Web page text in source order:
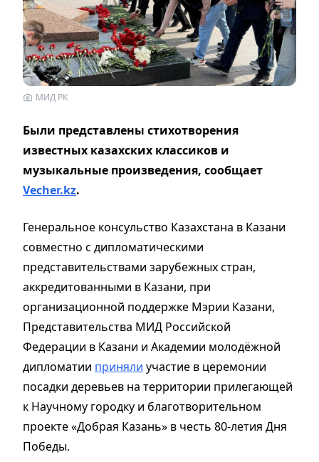
МИД РК
Были представлены стихотворения
известных казахских классиков и
музыкальные произведения, сообщает
Vecher.kz.
Генеральное консульство Казахстана в Казани
совместно с дипломатическими
представительствами зарубежных стран,
аккредитованными в Казани, при
организационной поддержке Мэрии Казани,
Представительства МИД Российской
Федерации в Казани и Академии молодёжной
дипломатии приняли участие в церемонии
посадки деревьев на территории прилегающей
к Научному городку и благотворительном
проекте «Добрая Казань» в честь 80-летия Дня
Победы.